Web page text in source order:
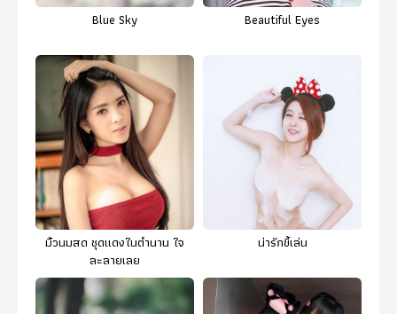
Blue Sky Beautiful Eyes
มิ้วนมสด ชุดแดงในตำนาน ใจ
ละลายเลย
น่ารักขี้เล่น